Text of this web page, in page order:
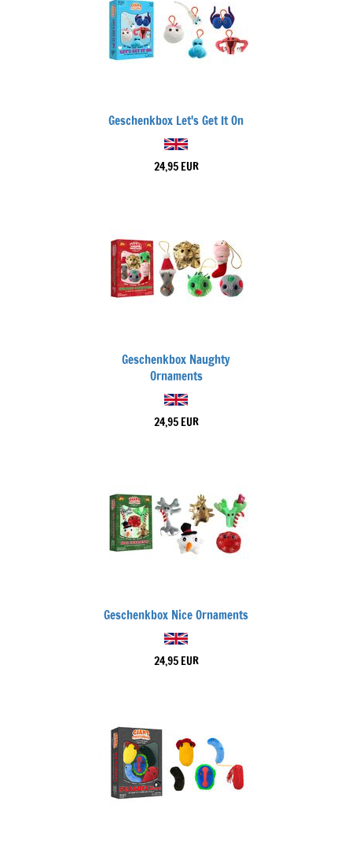
Geschenkbox Let's Get It On
24,95 EUR
Geschenkbox Naughty
Ornaments
24,95 EUR
Geschenkbox Nice Ornaments
24,95 EUR